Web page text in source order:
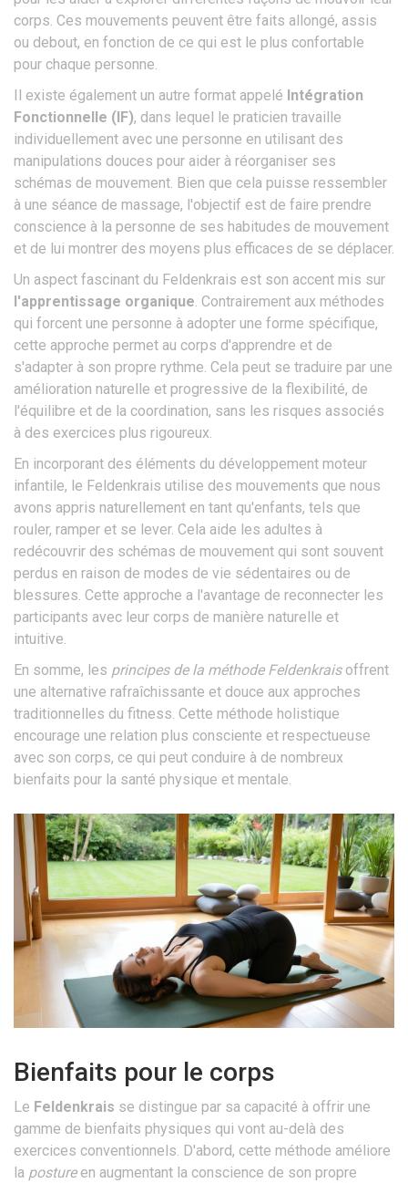
corps. Ces mouvements peuvent être faits allongé, assis
ou debout, en fonction de ce qui est le plus confortable
pour chaque personne.
Il existe également un autre format appelé Intégration
Fonctionnelle (IF), dans lequel le praticien travaille
individuellement avec une personne en utilisant des
manipulations douces pour aider à réorganiser ses
schémas de mouvement. Bien que cela puisse ressembler
à une séance de massage, l'objectif est de faire prendre
conscience à la personne de ses habitudes de mouvement
et de lui montrer des moyens plus efficaces de se déplacer.
Un aspect fascinant du Feldenkrais est son accent mis sur
l'apprentissage organique. Contrairement aux méthodes
qui forcent une personne à adopter une forme spécifique,
cette approche permet au corps d'apprendre et de
s'adapter à son propre rythme. Cela peut se traduire par une
amélioration naturelle et progressive de la flexibilité, de
l'équilibre et de la coordination, sans les risques associés
à des exercices plus rigoureux.
En incorporant des éléments du développement moteur
infantile, le Feldenkrais utilise des mouvements que nous
avons appris naturellement en tant qu'enfants, tels que
rouler, ramper et se lever. Cela aide les adultes à
redécouvrir des schémas de mouvement qui sont souvent
perdus en raison de modes de vie sédentaires ou de
blessures. Cette approche a l'avantage de reconnecter les
participants avec leur corps de manière naturelle et
intuitive.
En somme, les principes de la méthode Feldenkraisoffrent
une alternative rafraîchissante et douce aux approches
traditionnelles du fitness. Cette méthode holistique
encourage une relation plus consciente et respectueuse
avec son corps, ce qui peut conduire à de nombreux
bienfaits pour la santé physique et mentale.
Bienfaits pour le corps
Le Feldenkrais se distingue par sa capacité à offrir une
gamme de bienfaits physiques qui vont au-delà des
exercices conventionnels. D'abord, cette méthode améliore
la postureen augmentant la conscience de son propre